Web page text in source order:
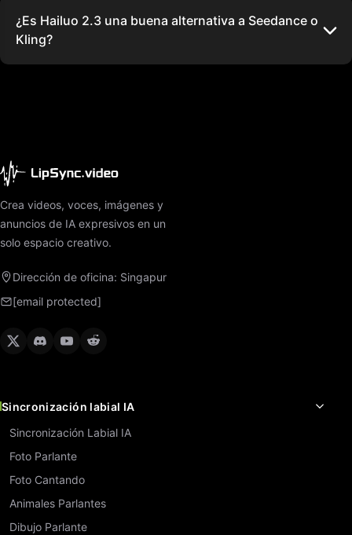
¿Es Hailuo 2.3 una buena alternativa a Seedance o
Kling?
Crea videos, voces, imágenes y
anuncios de IA expresivos en un
solo espacio creativo.
Dirección de oficina: Singapur
[email protected]
Sincronización labial IA
Sincronización Labial IA
Foto Parlante
Foto Cantando
Animales Parlantes
Dibujo Parlante